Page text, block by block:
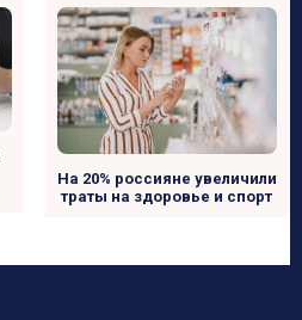
На 20% россияне увеличили
траты на здоровье и спорт